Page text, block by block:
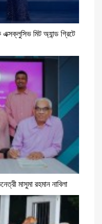
মিট অ্যান্ড গ্রিটে
মাসুমা রহমান নাবিলা